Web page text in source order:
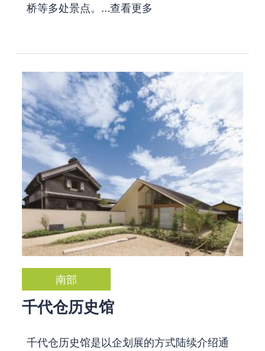
桥等多处景点。…查看更多
南部
千代仓历史馆
千代仓历史馆是以企划展的方式陆续介绍通